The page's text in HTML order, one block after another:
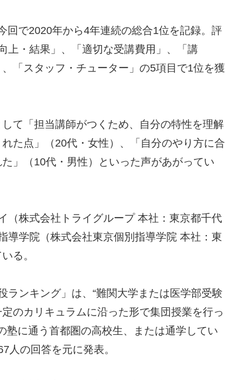
で2020年から4年連続の総合1位を記録。評
上・結果」、「適切な受講費用」、「講
「スタッフ・チューター」の5項目で1位を獲
て「担当講師がつくため、自分の特性を理解
た点」（20代・女性）、「自分のやり方に合
」（10代・男性）といった声があがってい
株式会社トライグループ 本社：東京都千代
導学院（株式会社東京個別指導学院 本社：東
る。
ンキング」は、“難関大学または医学部受験
のカリキュラムに沿った形で集団授業を行っ
塾に通う首都圏の高校生、または通学してい
人の回答を元に発表。